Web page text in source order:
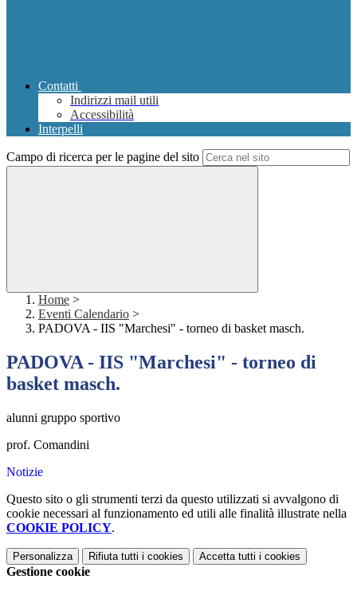
Contatti
Indirizzi mail utili
Accessibilità
Interpelli
Campo di ricerca per le pagine del sito
Home >
Eventi Calendario >
PADOVA - IIS "Marchesi" - torneo di basket masch.
PADOVA - IIS "Marchesi" - torneo di
basket masch.
alunni gruppo sportivo
prof. Comandini
Notizie
Questo sito o gli strumenti terzi da questo utilizzati si avvalgono di
cookie necessari al funzionamento ed utili alle finalità illustrate nella
COOKIE POLICY.
Personalizza Rifiuta tutti i cookies Accetta tutti i cookies
Gestione cookie